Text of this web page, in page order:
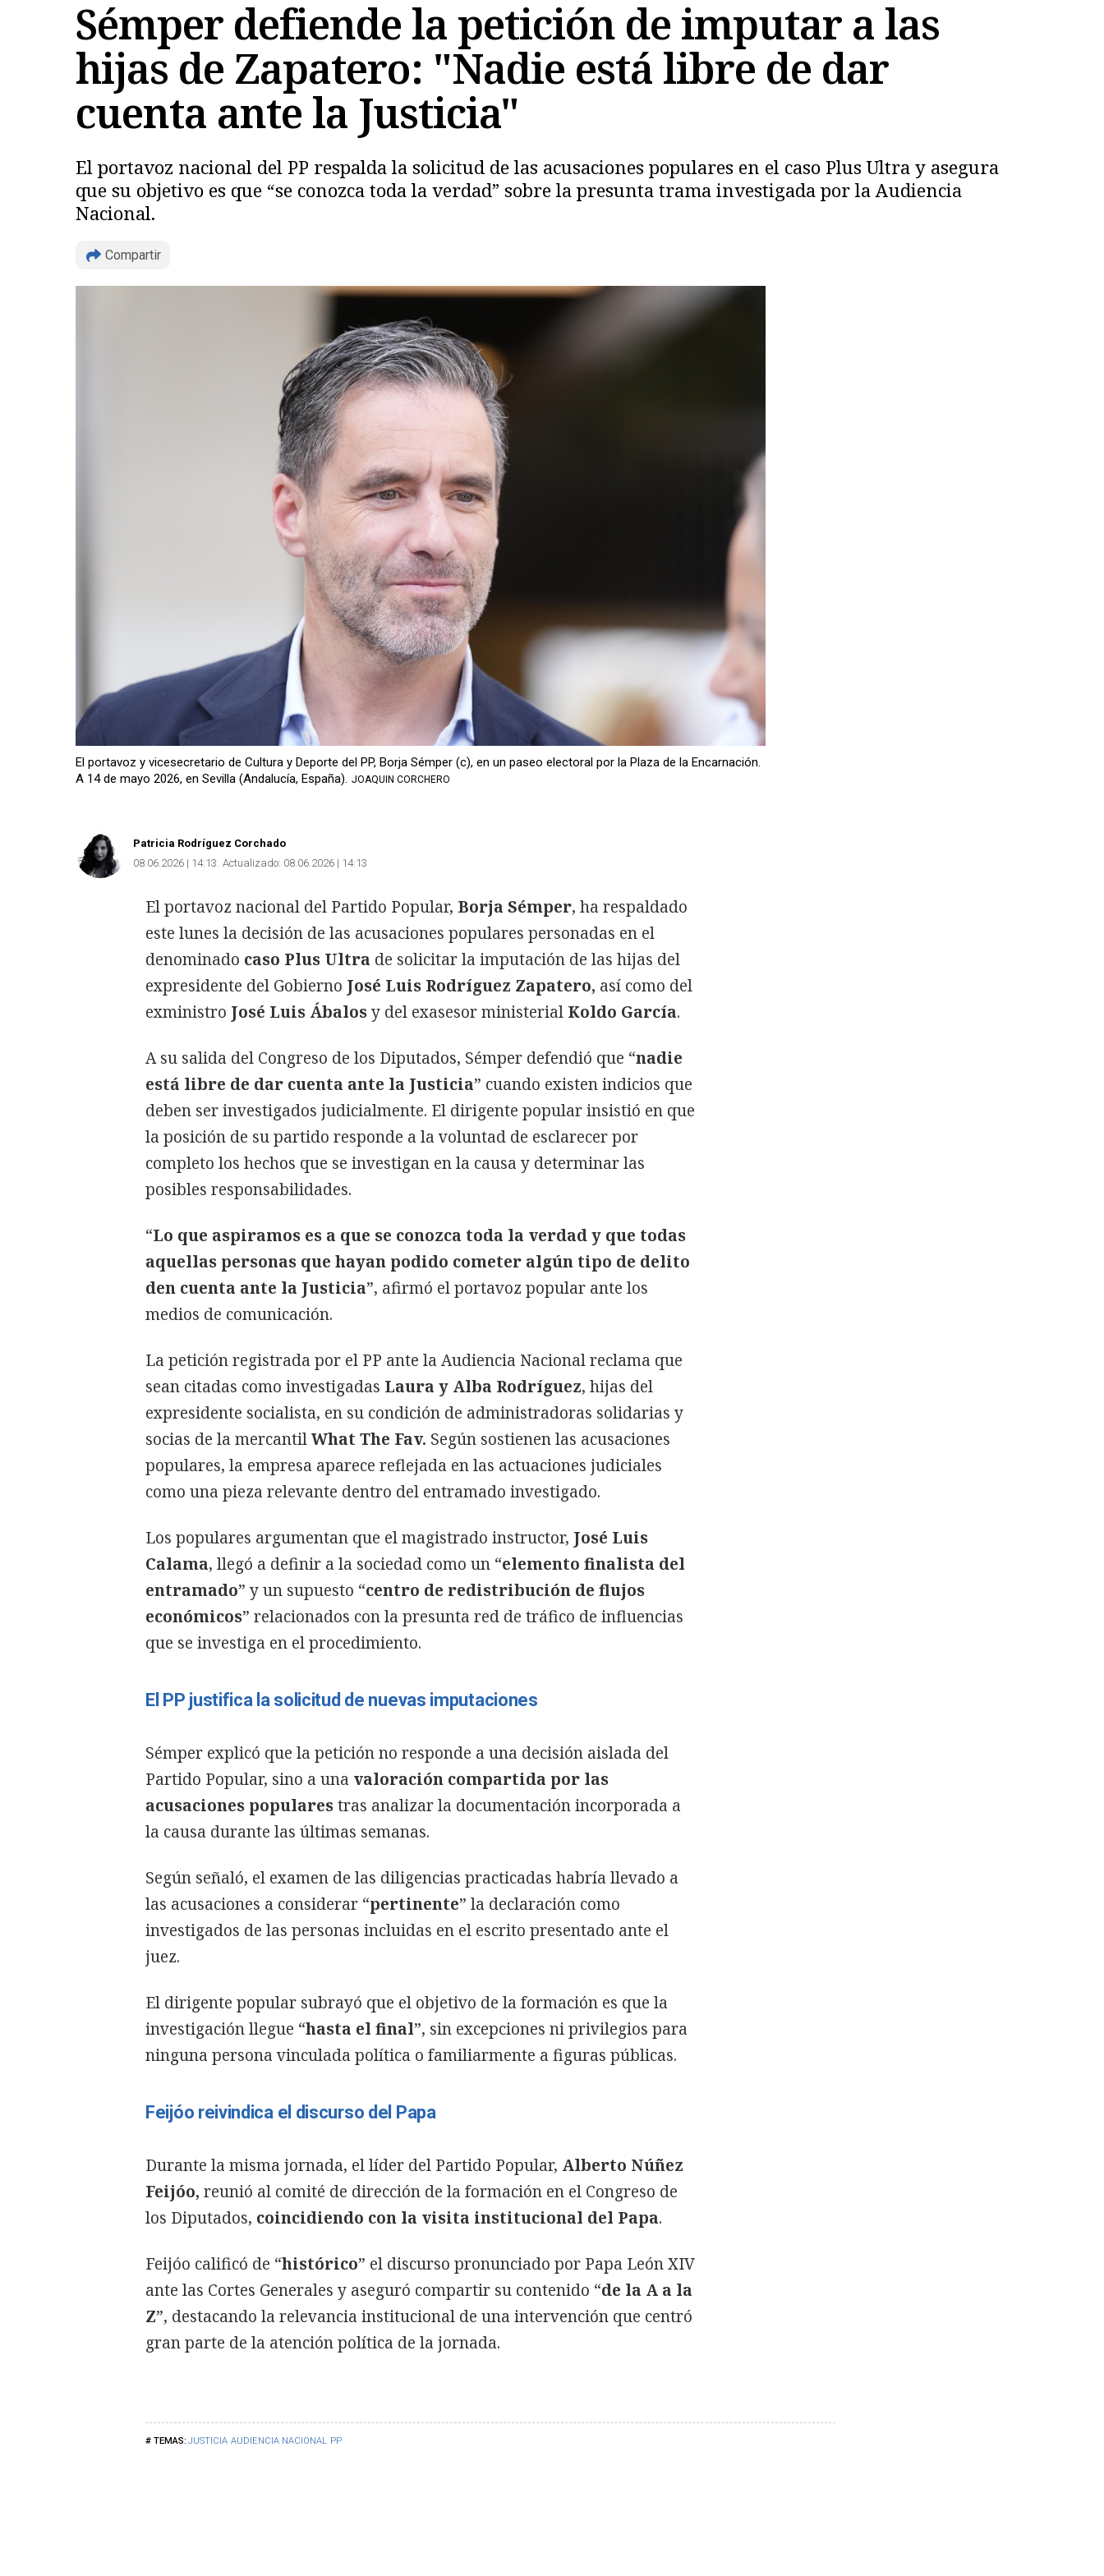
Sémper defiende la petición de imputar a las
hijas de Zapatero: "Nadie está libre de dar
cuenta ante la Justicia"
El portavoz nacional del PP respalda la solicitud de las acusaciones populares en el caso Plus Ultra y asegura
que su objetivo es que “se conozca toda la verdad” sobre la presunta trama investigada por la Audiencia
Nacional.
Compartir
Copiar
El portavoz y vicesecretario de Cultura y Deporte del PP, Borja Sémper (c), en un paseo electoral por la Plaza de la Encarnación.
A 14 de mayo 2026, en Sevilla (Andalucía, España). JOAQUIN CORCHERO
Patricia Rodríguez Corchado
08.06.2026 | 14:13 Actualizado: 08.06.2026 | 14:13
JUSTICIA AUDIENCIA NACIONAL PP
El portavoz nacional del Partido Popular, Borja Sémper, ha respaldado
este lunes la decisión de las acusaciones populares personadas en el
denominado caso Plus Ultra de solicitar la imputación de las hijas del
expresidente del Gobierno José Luis Rodríguez Zapatero, así como del
exministro José Luis Ábalosy del exasesor ministerial Koldo García.
A su salida del Congreso de los Diputados, Sémper defendió que “nadie
está libre de dar cuenta ante la Justicia” cuando existen indicios que
deben ser investigados judicialmente. El dirigente popular insistió en que
la posición de su partido responde a la voluntad de esclarecer por
completo los hechos que se investigan en la causa y determinar las
posibles responsabilidades.
“Lo que aspiramos es a que se conozca toda la verdad y que todas
aquellas personas que hayan podido cometer algún tipo de delito
den cuenta ante la Justicia”, afirmó el portavoz popular ante los
medios de comunicación.
La petición registrada por el PP ante la Audiencia Nacional reclama que
sean citadas como investigadas Laura y Alba Rodríguez, hijas del
expresidente socialista, en su condición de administradoras solidarias y
socias de la mercantilWhat The Fav. Según sostienen las acusaciones
populares, la empresa aparece reflejada en las actuaciones judiciales
como una pieza relevante dentro del entramado investigado.
Los populares argumentan que el magistrado instructor, José Luis
Calama, llegó a definir a la sociedad como un “elemento finalista del
entramado” y un supuesto “centro de redistribución de flujos
económicos” relacionados con la presunta red de tráfico de influencias
que se investiga en el procedimiento.
El PP justifica la solicitud de nuevas imputaciones
Sémper explicó que la petición no responde a una decisión aislada del
Partido Popular, sino a una valoración compartida por las
acusaciones popularestras analizar la documentación incorporada a
la causa durante las últimas semanas.
Según señaló, el examen de las diligencias practicadas habría llevado a
las acusaciones a considerar “pertinente” la declaración como
investigados de las personas incluidas en el escrito presentado ante el
juez.
El dirigente popular subrayó que el objetivo de la formación es que la
investigación llegue “hasta el final”, sin excepciones ni privilegios para
ninguna persona vinculada política o familiarmente a figuras públicas.
Feijóo reivindica el discurso del Papa
Durante la misma jornada, el líder del Partido Popular, Alberto Núñez
Feijóo, reunió al comité de dirección de la formación en el Congreso de
los Diputados, coincidiendo con la visita institucional del Papa.
Feijóo calificó de “histórico” el discurso pronunciado por Papa León XIV
ante las Cortes Generales y aseguró compartir su contenido “de la A a la
Z”, destacando la relevancia institucional de una intervención que centró
gran parte de la atención política de la jornada.